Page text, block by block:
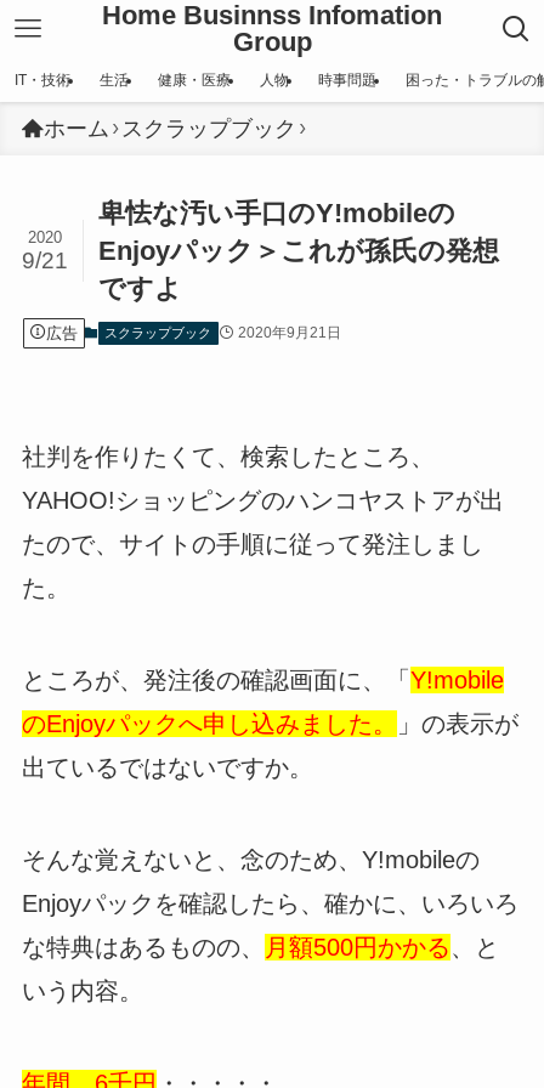
Home Businnss Infomation
Group
IT・技術 生活 健康・医療 人物 時事問題 困った・トラブルの
ホーム スクラップブック
卑怯な汚い手口のY!mobileの
Enjoyパック＞これが孫氏の発想
ですよ
2020
9/21
広告 スクラップブック 2020年9月21日
社判を作りたくて、検索したところ、
YAHOO!ショッピングのハンコヤストアが出
たので、サイトの手順に従って発注しまし
た。
ところが、発注後の確認画面に、「 Y!mobile
のEnjoyパックへ申し込みました。
」の表示が
出ているではないですか。
そんな覚えないと、念のため、Y!mobileの
Enjoyパックを確認したら、確かに、いろいろ
な特典はあるものの、
月額500円かかる、と
いう内容。